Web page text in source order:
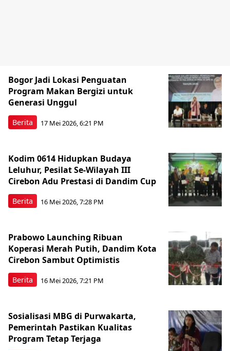
Berita
Bogor Jadi Lokasi Penguatan
Program Makan Bergizi untuk
Generasi Unggul
17 Mei 2026, 6:21 PM
Berita
Kodim 0614 Hidupkan Budaya
Leluhur, Pesilat Se-Wilayah III
Cirebon Adu Prestasi di Dandim Cup
16 Mei 2026, 7:28 PM
Berita
Prabowo Launching Ribuan
Koperasi Merah Putih, Dandim Kota
Cirebon Sambut Optimistis
16 Mei 2026, 7:21 PM
Sosialisasi MBG di Purwakarta,
Pemerintah Pastikan Kualitas
Program Tetap Terjaga